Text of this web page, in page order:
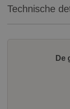
Technische
De